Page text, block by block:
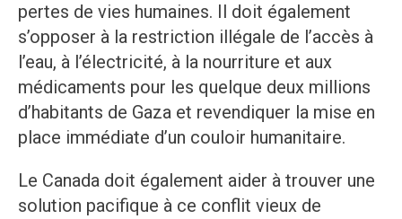
pertes de vies humaines. Il doit également
s’opposer à la restriction illégale de l’accès à
l’eau, à l’électricité, à la nourriture et aux
médicaments pour les quelque deux millions
d’habitants de Gaza et revendiquer la mise en
place immédiate d’un couloir humanitaire.
Le Canada doit également aider à trouver une
solution pacifique à ce conflit vieux de